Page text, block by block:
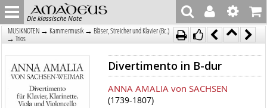
Die klassische Note
MUSIKNOTEN → Kammermusik → Bläser, Streicher und Klavier (Bc.)
→ Trios
Divertimento in B-dur
ANNA AMALIA von SACHSEN
(1739-1807)